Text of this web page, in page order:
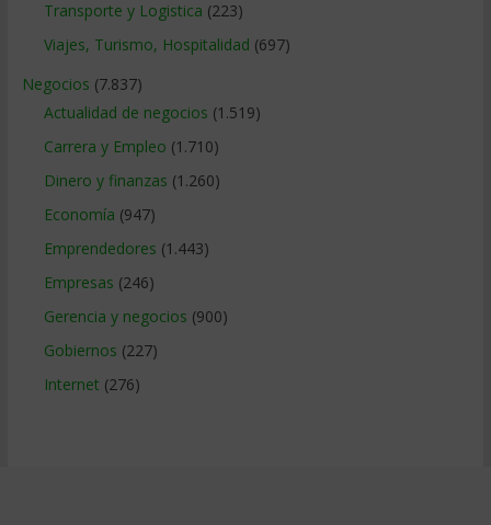
Transporte y Logistica (223)
Viajes, Turismo, Hospitalidad (697)
Negocios (7.837)
Actualidad de negocios (1.519)
Carrera y Empleo (1.710)
Dinero y finanzas (1.260)
Economía (947)
Emprendedores (1.443)
Empresas (246)
Gerencia y negocios (900)
Gobiernos (227)
Internet (276)